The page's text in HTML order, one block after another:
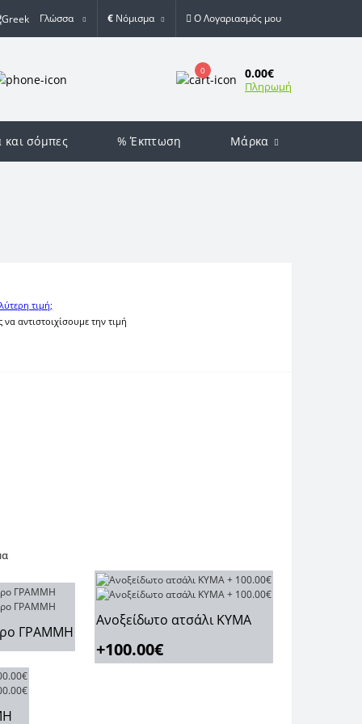
Γλώσσα € Νόμισμα Ο Λογαριασμός μου
0 0.00€
Πληρωμή
και σόμπες % Έκπτωση Μάρκα
τιμή;
να αντιστοιχίσουμε την τιμή
ΓΡΑΜΜΗ
Ανοξείδωτο ατσάλι ΚΥΜΑ
+100.00€